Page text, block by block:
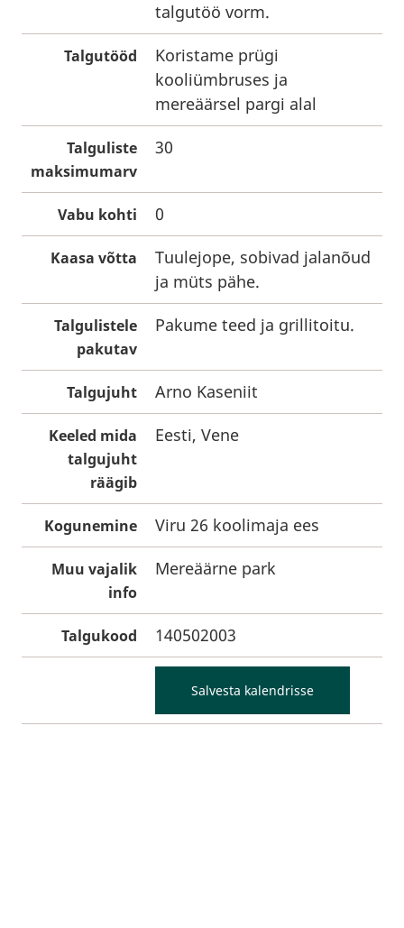
talgutöö vorm.
Talgutööd
Koristame prügi
kooliümbruses ja
mereäärsel pargi alal
Talguliste
maksimumarv
30
Vabu kohti 0
Kaasa võtta
Tuulejope, sobivad jalanõud
ja müts pähe.
Talgulistele
pakutav
Pakume teed ja grillitoitu.
Talgujuht Arno Kaseniit
Keeled mida
talgujuht
räägib
Eesti, Vene
Kogunemine Viru 26 koolimaja ees
Muu vajalik
info
Mereäärne park
Talgukood 140502003
Salvesta kalendrisse